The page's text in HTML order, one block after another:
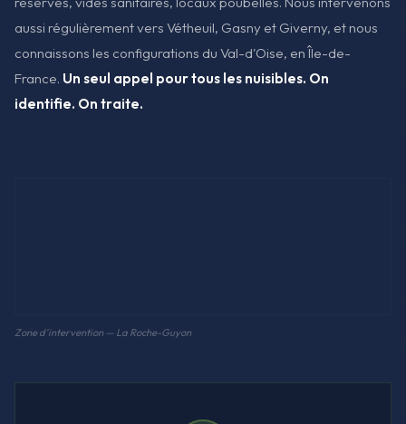
aussi régulièrement vers Vétheuil, Gasny et Giverny, et nous
connaissons les configurations du Val-d'Oise, en Île-de-
France. Un seul appel pour tous les nuisibles. On
identifie. On traite.
Zone d'intervention — La Roche-Guyon